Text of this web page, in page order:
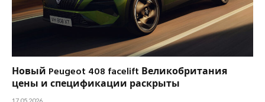
Новый Peugeot 408 facelift Великобритания
цены и спецификации раскрыты